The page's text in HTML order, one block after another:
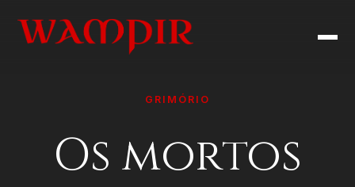
GRIMÓRIO
Os mortos